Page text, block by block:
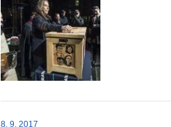
8. 9. 2017